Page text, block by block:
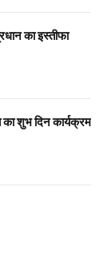
का इस्तीफा
शुभ दिन कार्यक्रम